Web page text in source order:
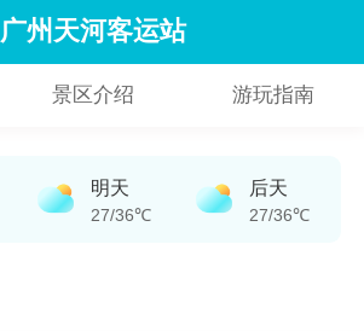
广州天河客运站
景区介绍 游玩指南
明天
27/36℃
后天
27/36℃